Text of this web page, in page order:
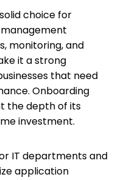
choice for
monitoring, and
it a strong
that need
Onboarding
the depth of its
investment.
IT departments and
application